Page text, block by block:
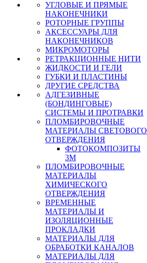
УГЛОВЫЕ И ПРЯМЫЕ
НАКОНЕЧНИКИ
РОТОРНЫЕ ГРУППЫ
АКСЕССУАРЫ ДЛЯ
НАКОНЕЧНИКОВ
МИКРОМОТОРЫ
РЕТРАКЦИОННЫЕ НИТИ
ЖИДКОСТИ И ГЕЛИ
ГУБКИ И ПЛАСТИНЫ
ДРУГИЕ СРЕДСТВА
АДГЕЗИВНЫЕ
(БОНДИНГОВЫЕ)
СИСТЕМЫ И ПРОТРАВКИ
ПЛОМБИРОВОЧНЫЕ
МАТЕРИАЛЫ СВЕТОВОГО
ОТВЕРЖДЕНИЯ
ФОТОКОМПОЗИТЫ
3М
ПЛОМБИРОВОЧНЫЕ
МАТЕРИАЛЫ
ХИМИЧЕСКОГО
ОТВЕРЖДЕНИЯ
ВРЕМЕННЫЕ
МАТЕРИАЛЫ И
ИЗОЛЯЦИОННЫЕ
ПРОКЛАДКИ
МАТЕРИАЛЫ ДЛЯ
ОБРАБОТКИ КАНАЛОВ
МАТЕРИАЛЫ ДЛЯ